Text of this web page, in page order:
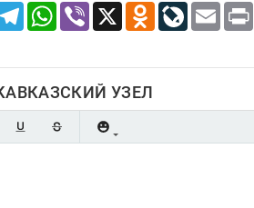
TelegramWhatsApp
Viber X Odnoklassniki
LiveJournal
Email
УЗЕЛ